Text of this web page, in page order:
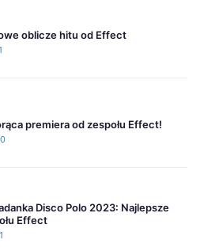
oblicze hitu od Effect
premiera od zespołu Effect!
Disco Polo 2023: Najlepsze
Effect